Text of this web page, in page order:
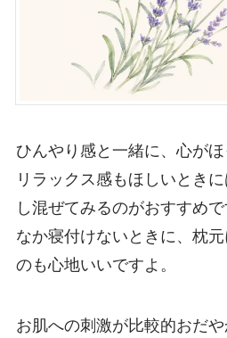
ひんやり感と一緒に、心が
リラックス感もほしいとき
し混ぜてみるのがおすすめ
なか寝付けないときに、枕
のも心地いいですよ。
お肌への刺激が比較的おだ